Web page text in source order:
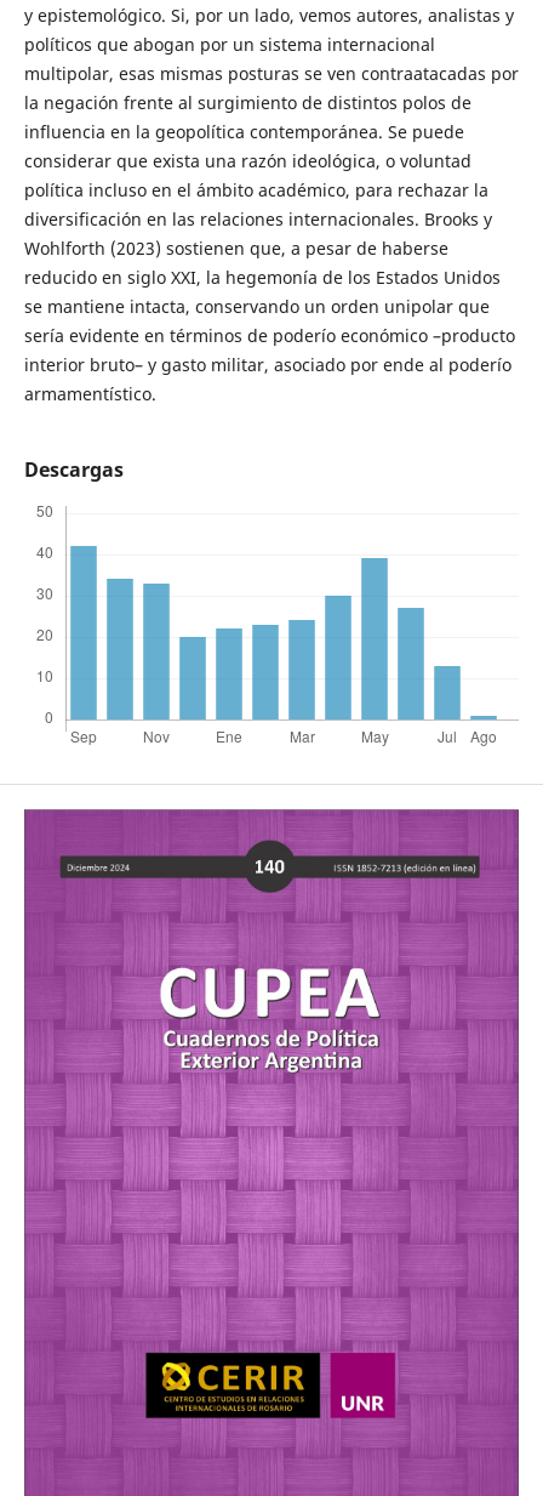
y epistemológico. Si, por un lado, vemos autores, analistas y
políticos que abogan por un sistema internacional
multipolar, esas mismas posturas se ven contraatacadas por
la negación frente al surgimiento de distintos polos de
influencia en la geopolítica contemporánea. Se puede
considerar que exista una razón ideológica, o voluntad
política incluso en el ámbito académico, para rechazar la
diversificación en las relaciones internacionales. Brooks y
Wohlforth (2023) sostienen que, a pesar de haberse
reducido en siglo XXI, la hegemonía de los Estados Unidos
se mantiene intacta, conservando un orden unipolar que
sería evidente en términos de poderío económico –producto
interior bruto– y gasto militar, asociado por ende al poderío
armamentístico.
Descargas